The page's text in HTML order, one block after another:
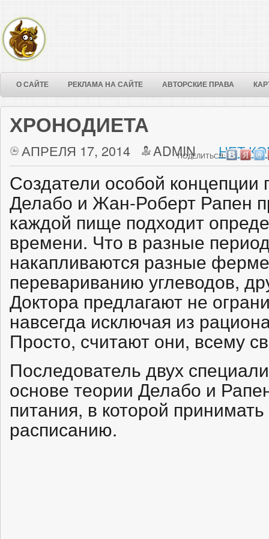
О САЙТЕ РЕКЛАМА НА САЙТЕ АВТОРСКИЕ ПРАВА
ХРОНОДИЕТА
АПРЕЛЯ 17, 2014 ADMIN НЕТ
ПОДЕЛИТЬСЯ:
Создатели особой концепции
Делабо и Жан-Роберт Рапен
каждой пище подходит
времени. Что в разные
накапливаются разные
перевариванию углеводов,
Доктора предлагают не
навсегда исключая из
Просто, считают они, всему
Последователь двух
основе теории Делабо и
питания, в которой
расписанию.